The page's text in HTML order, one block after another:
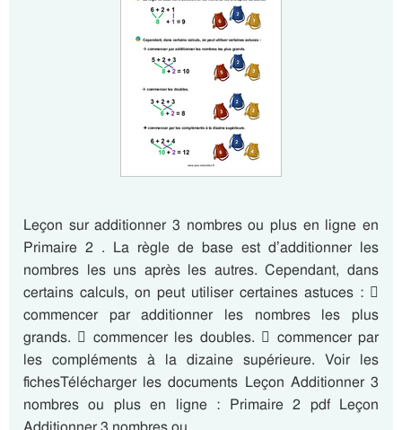
Leçon sur additionner 3 nombres ou plus en ligne en
Primaire 2 . La règle de base est d’additionner les
nombres les uns après les autres. Cependant, dans
certains calculs, on peut utiliser certaines astuces : 
commencer par additionner les nombres les plus
grands.  commencer les doubles.  commencer par
les compléments à la dizaine supérieure. Voir les
fichesTélécharger les documents Leçon Additionner 3
nombres ou plus en ligne : Primaire 2 pdf Leçon